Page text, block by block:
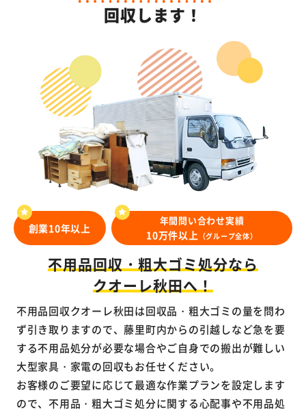
回収します！
創業10年以上
年間問い合わせ実績
10万件以上 （グループ全体）
不用品回収・粗大ゴミ処分なら
クオーレ秋田へ！
不用品回収クオーレ秋田は回収品・粗大ゴミの量を問わ
ず引き取りますので、藤里町内からの引越しなど急を要
する不用品処分が必要な場合やご自身での搬出が難しい
大型家具・家電の回収もお任せください。
お客様のご要望に応じて最適な作業プランを設定します
ので、不用品・粗大ゴミ処分に関する心配事や不用品処